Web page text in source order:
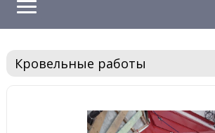
Кровельные работы